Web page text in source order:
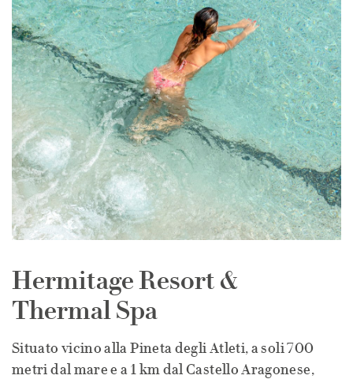
Hermitage Resort &
Thermal Spa
Situato vicino alla Pineta degli Atleti, a soli 700
metri dal mare e a 1 km dal Castello Aragonese,